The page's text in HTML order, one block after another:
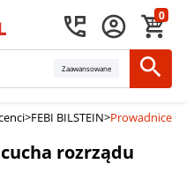
0
Zaawansowane
>FEBI BILSTEIN>Prowadnice
rozrządu